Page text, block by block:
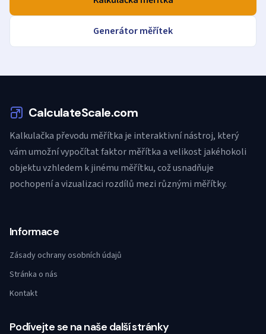
Generátor měřítek
CalculateScale.com
Kalkulačka převodu měřítka je interaktivní nástroj, který
vám umožní vypočítat faktor měřítka a velikost jakéhokoli
objektu vzhledem k jinému měřítku, což usnadňuje
pochopení a vizualizaci rozdílů mezi různými měřítky.
Informace
Zásady ochrany osobních údajů
Stránka o nás
Kontakt
Podívejte se na naše další stránky